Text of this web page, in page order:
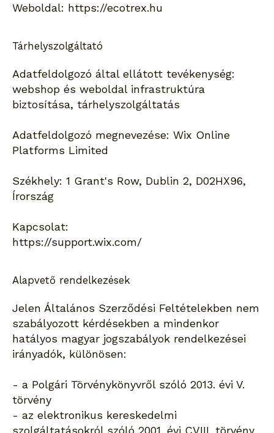
Weboldal: https://ecotrex.hu
Tárhelyszolgáltató
Adatfeldolgozó által ellátott tevékenység:
webshop és weboldal infrastruktúra
biztosítása, tárhelyszolgáltatás
Adatfeldolgozó megnevezése: Wix Online
Platforms Limited
Székhely: 1 Grant's Row, Dublin 2, D02HX96,
Írország
Kapcsolat:
https://support.wix.com/
Alapvető rendelkezések
Jelen Általános Szerződési Feltételekben nem
szabályozott kérdésekben a mindenkor
hatályos magyar jogszabályok rendelkezései
irányadók, különösen:
- a Polgári Törvénykönyvről szóló 2013. évi V.
törvény
- az elektronikus kereskedelmi